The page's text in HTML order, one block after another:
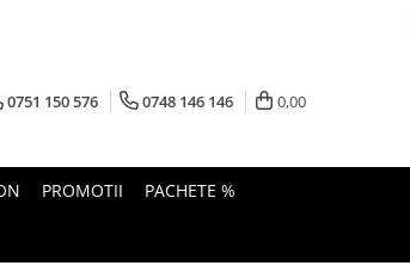
0751 150 576 0748 146 146 0,00
PROMOTII PACHETE %